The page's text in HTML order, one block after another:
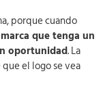
porque cuando
que tenga un
oportunidad. La
el logo se vea